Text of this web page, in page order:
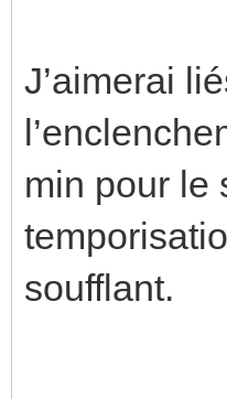
J’aimerai
min pour le
soufflant.